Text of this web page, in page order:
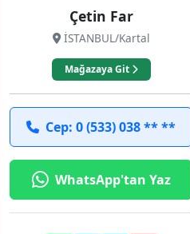
Çetin Far
İSTANBUL/Kartal
Mağazaya Git
Cep: 0 (533) 038 ** **
WhatsApp'tan Yaz